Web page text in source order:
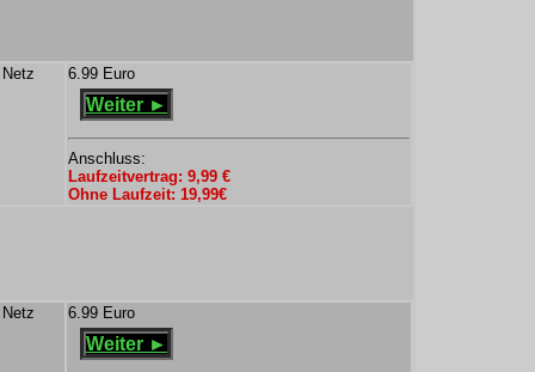
6.99 Euro
Weiter ►
Anschluss:
Laufzeitvertrag: 9,99 €
Ohne Laufzeit: 19,99€
6.99 Euro
Weiter ►